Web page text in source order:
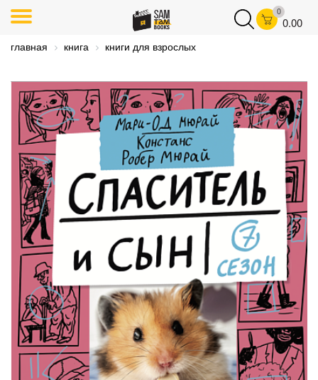
0
0.00
главная книга книги для взрослых